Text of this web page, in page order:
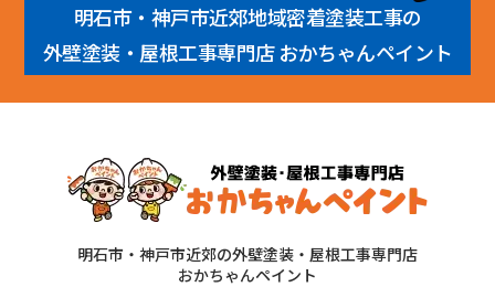
明石市・神戸市近郊地域密着塗装工事の
外壁塗装・屋根工事専門店 おかちゃんペイント
明石市・神戸市近郊の外壁塗装・屋根工事専門店
おかちゃんペイント